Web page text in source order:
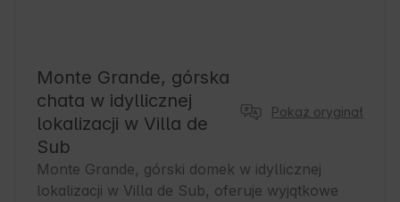
Monte Grande, górska
chata w idyllicznej
lokalizacji w Villa de
Sub
Pokaż oryginał
Monte Grande, górski domek w idyllicznej
lokalizacji w Villa de Sub, oferuje wyjątkowe